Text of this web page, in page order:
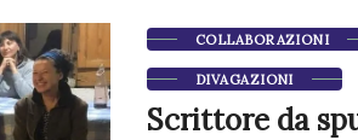
COLLABORAZIONI
DIVAGAZIONI
Scrittore da